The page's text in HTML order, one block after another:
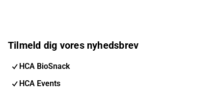
Tilmeld dig vores nyhedsbrev
HCA BioSnack
HCA Events